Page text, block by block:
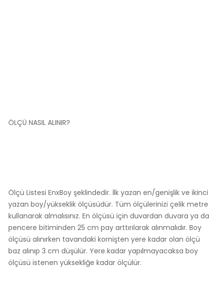
ÖLÇÜ NASIL ALINIR?
Ölçü Listesi EnxBoy şeklindedir. İlk yazan en/genişlik ve ikinci
yazan boy/yükseklik ölçüsüdür. Tüm ölçülerinizi çelik metre
kullanarak almalısınız. En ölçüsü için duvardan duvara ya da
pencere bitiminden 25 cm pay arttırılarak alınmalıdır. Boy
ölçüsü alınırken tavandaki kornişten yere kadar olan ölçü
baz alınıp 3 cm düşülür. Yere kadar yapılmayacaksa boy
ölçüsü istenen yüksekliğe kadar ölçülür.